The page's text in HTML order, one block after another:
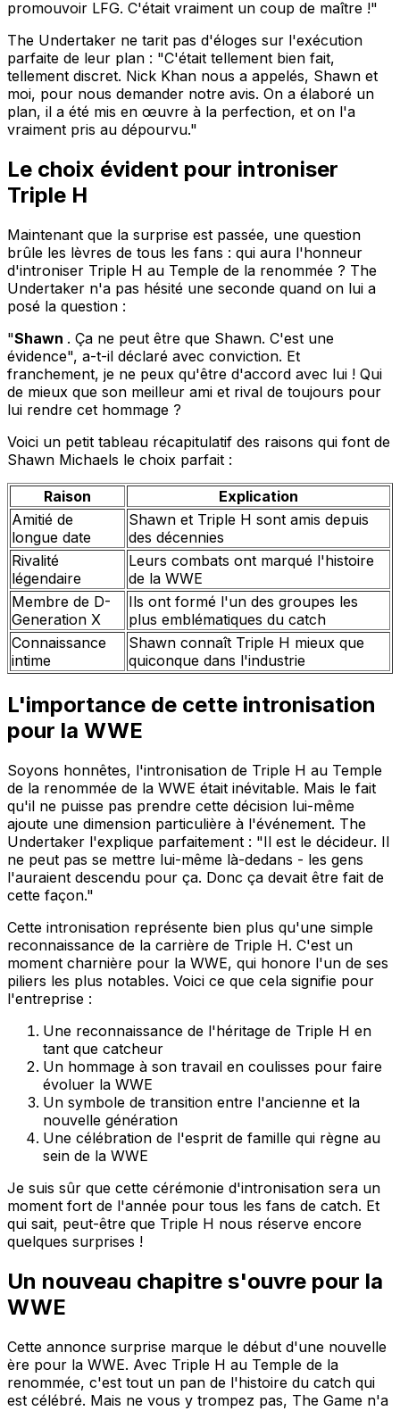
promouvoir LFG. C'était vraiment un coup de maître !"
The Undertaker ne tarit pas d'éloges sur l'exécution
parfaite de leur plan : "C'était tellement bien fait,
tellement discret. Nick Khan nous a appelés, Shawn et
moi, pour nous demander notre avis. On a élaboré un
plan, il a été mis en œuvre à la perfection, et on l'a
vraiment pris au dépourvu."
Le choix évident pour introniser
Triple H
Maintenant que la surprise est passée, une question
brûle les lèvres de tous les fans : qui aura l'honneur
d'introniser Triple H au Temple de la renommée ? The
Undertaker n'a pas hésité une seconde quand on lui a
posé la question :
"Shawn . Ça ne peut être que Shawn. C'est une
évidence", a-t-il déclaré avec conviction. Et
franchement, je ne peux qu'être d'accord avec lui ! Qui
de mieux que son meilleur ami et rival de toujours pour
lui rendre cet hommage ?
Voici un petit tableau récapitulatif des raisons qui font de
Shawn Michaels le choix parfait :
Raison
Explication
Amitié de
longue date
Shawn et Triple H sont amis depuis
des décennies
Rivalité
légendaire
Leurs combats ont marqué l'histoire
de la WWE
Membre de D-
Generation X
Ils ont formé l'un des groupes les
plus emblématiques du catch
Connaissance
intime
Shawn connaît Triple H mieux que
quiconque dans l'industrie
L'importance de cette intronisation
pour la WWE
Soyons honnêtes, l'intronisation de Triple H au Temple
de la renommée de la WWE était inévitable. Mais le fait
qu'il ne puisse pas prendre cette décision lui-même
ajoute une dimension particulière à l'événement. The
Undertaker l'explique parfaitement : "Il est le décideur. Il
ne peut pas se mettre lui-même là-dedans - les gens
l'auraient descendu pour ça. Donc ça devait être fait de
cette façon."
Cette intronisation représente bien plus qu'une simple
reconnaissance de la carrière de Triple H. C'est un
moment charnière pour la WWE, qui honore l'un de ses
piliers les plus notables. Voici ce que cela signifie pour
l'entreprise :
Une reconnaissance de l'héritage de Triple H en
tant que catcheur
Un hommage à son travail en coulisses pour faire
évoluer la WWE
Un symbole de transition entre l'ancienne et la
nouvelle génération
Une célébration de l'esprit de famille qui règne au
sein de la WWE
Je suis sûr que cette cérémonie d'intronisation sera un
moment fort de l'année pour tous les fans de catch. Et
qui sait, peut-être que Triple H nous réserve encore
quelques surprises !
Un nouveau chapitre s'ouvre pour la
WWE
Cette annonce surprise marque le début d'une nouvelle
ère pour la WWE. Avec Triple H au Temple de la
renommée, c'est tout un pan de l'histoire du catch qui
est célébré. Mais ne vous y trompez pas, The Game n'a